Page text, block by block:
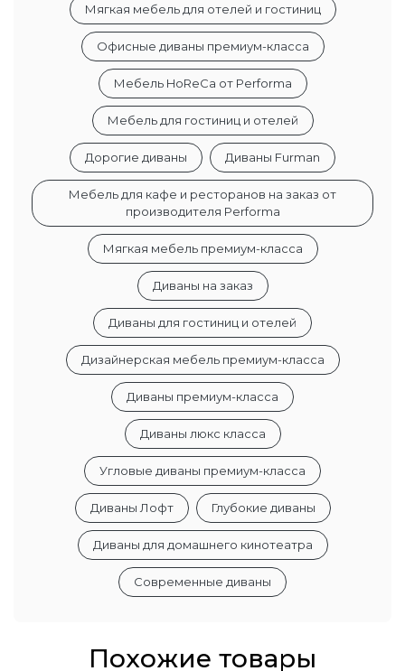
Мягкая мебель для отелей и гостиниц
Офисные диваны премиум-класса
Мебель HoReCa от Performa
Мебель для гостиниц и отелей
Дорогие диваны Диваны Furman
Мебель для кафе и ресторанов на заказ от
производителя Performa
Мягкая мебель премиум-класса
Диваны на заказ
Диваны для гостиниц и отелей
Дизайнерская мебель премиум-класса
Диваны премиум-класса
Диваны люкс класса
Угловые диваны премиум-класса
Диваны Лофт Глубокие диваны
Диваны для домашнего кинотеатра
Современные диваны
Похожие товары